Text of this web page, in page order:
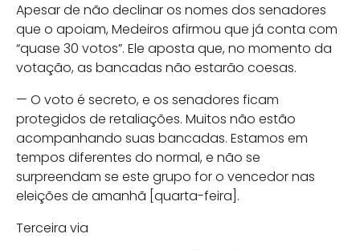
Apesar de não declinar os nomes dos senadores
que o apoiam, Medeiros afirmou que já conta com
“quase 30 votos”. Ele aposta que, no momento da
votação, as bancadas não estarão coesas.
— O voto é secreto, e os senadores ficam
protegidos de retaliações. Muitos não estão
acompanhando suas bancadas. Estamos em
tempos diferentes do normal, e não se
surpreendam se este grupo for o vencedor nas
eleições de amanhã [quarta-feira].
Terceira via